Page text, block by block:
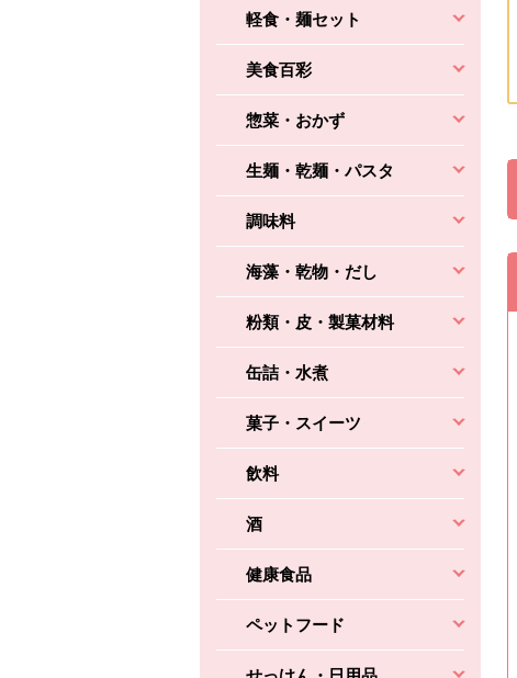
軽食・麺セット
美食百彩
惣菜・おかず
生麺・乾麺・パスタ
調味料
海藻・乾物・だし
粉類・皮・製菓材料
缶詰・水煮
菓子・スイーツ
飲料
酒
健康食品
ペットフード